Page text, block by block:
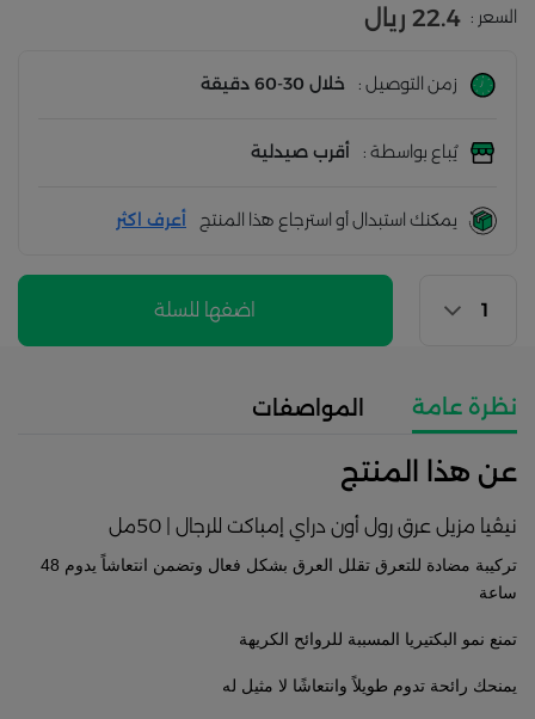
السعر : 22.4 ريال
زمن التوصيل : خلال 30-60 دقيقة
يُباع بواسطة : أقرب صيدلية
يمكنك استبدال أو استرجاع هذا المنتج أعرف اكثر
اضفها للسلة
نظرة عامة المواصفات
عن هذا المنتج
نيڤيا مزيل عرق رول أون دراي إمباكت للرجال | 50مل
تركيبة مضادة للتعرق تقلل العرق بشكل فعال وتضمن انتعاشاً يدوم 48
ساعة
تمنع نمو البكتيريا المسببة للروائح الكريهة
يمنحك رائحة تدوم طويلاً وانتعاشًا لا مثيل له